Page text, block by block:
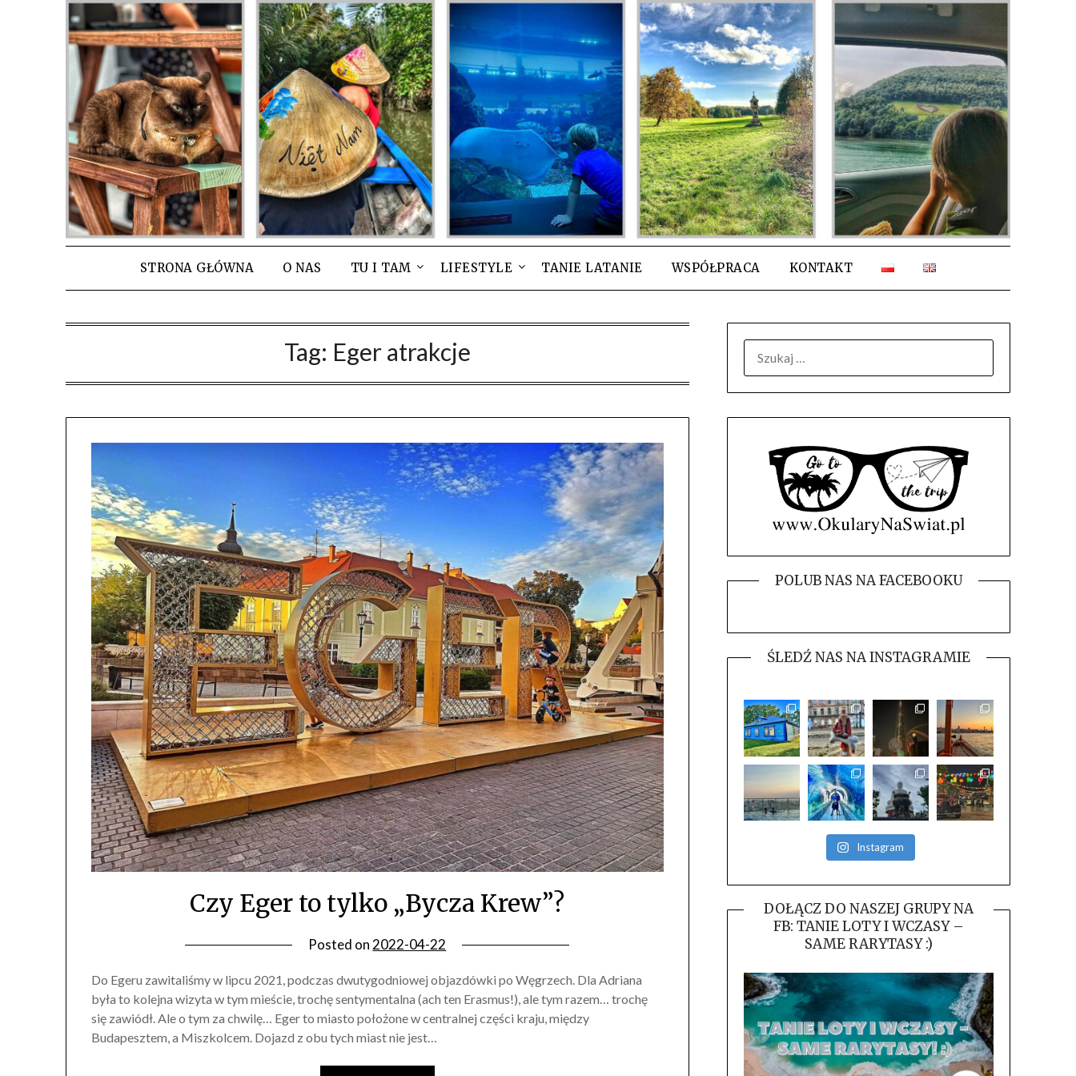
STRONA GŁÓWNA O NAS TU I TAM LIFESTYLE TANIE LATANIE WSPÓŁPRACA KONTAKT
Tag: Eger atrakcje
Czy Eger to tylko „Bycza Krew”?
Posted on2022-04-22
Do Egeru zawitaliśmy w lipcu 2021, podczas dwutygodniowej objazdówki po Węgrzech. Dla Adriana
była to kolejna wizyta w tym mieście, trochę sentymentalna (ach ten Erasmus!), ale tym razem… trochę
się zawiódł. Ale o tym za chwilę… Eger to miasto położone w centralnej części kraju, między
Budapesztem, a Miszkolcem. Dojazd z obu tych miast nie jest…
POLUB NAS NA FACEBOOKU
ŚLEDŹ NAS NA INSTAGRAMIE
Instagram
DOŁĄCZ DO NASZEJ GRUPY NA
FB: TANIE LOTY I WCZASY –
SAME RARYTASY :)